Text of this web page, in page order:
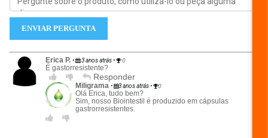
ENVIAR PERGUNTA
Erica P. • 3 anos atrás • 0
É gastorresistente?
Responder
Miligrama • 3 anos atrás • 0
Olá Erica, tudo bem?
Sim, nosso Biointestil é produzido em cápsulas
gastrorresistentes.